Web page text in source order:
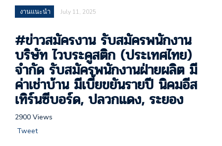
งานแนะนำ July 11, 2025
#ข่าวสมัครงาน รับสมัครพนักงาน
บริษัท ไวบระคูสติก (ประเทศไทย)
จำกัด รับสมัครพนักงานฝ่ายผลิต มี
ค่าเช่าบ้าน มีเบี้ยขยันรายปี นิคมอีส
เทิร์นซีบอร์ด, ปลวกแดง, ระยอง
2900 Views
Tweet